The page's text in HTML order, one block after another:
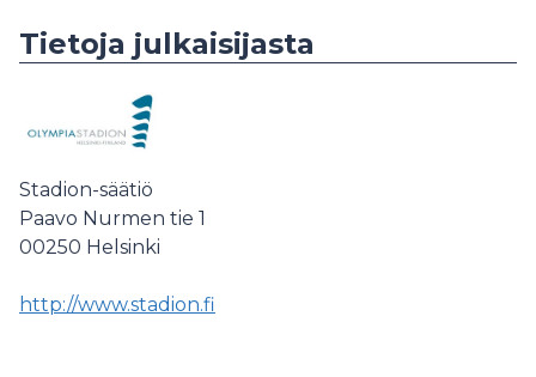
Tietoja julkaisijasta
Stadion-säätiö
Paavo Nurmen tie 1
00250 Helsinki
http://www.stadion.fi